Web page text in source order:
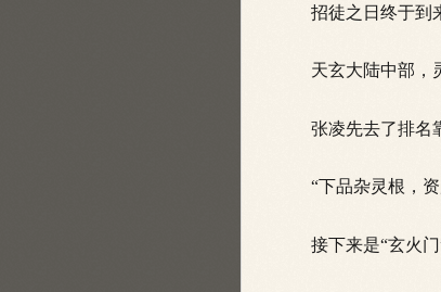
招徒之日终于到
天玄大陆中部，灵
张凌先去了排名
“下品杂灵根，资
接下来是“玄火门